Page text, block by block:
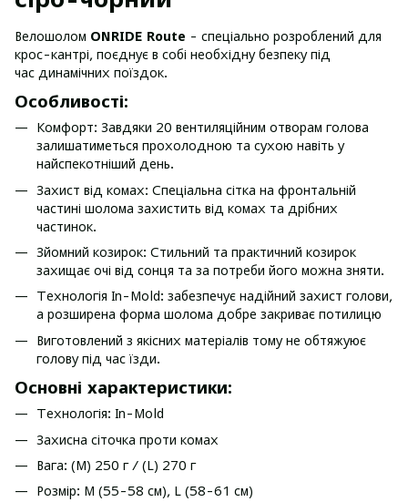
Велошолом ONRIDE Route - спеціально розроблений для
крос-кантрі, поєднує в собі необхідну безпеку під
час динамічних поїздок.
Особливості:
Комфорт: Завдяки 20 вентиляційним отворам голова
залишатиметься прохолодною та сухою навіть у
найспекотніший день.
Захист від комах: Спеціальна сітка на фронтальній
частині шолома захистить від комах та дрібних
частинок.
Зйомний козирок: Стильний та практичний козирок
захищає очі від сонця та за потреби його можна зняти.
Технологія In-Mold: забезпечує надійний захист голови,
а розширена форма шолома добре закриває потилицю
Виготовлений з якісних матеріалів тому не обтяжуює
голову під час їзди.
Основні характеристики:
Технологія: In-Mold
Захисна сіточка проти комах
Вага: (M) 250 г / (L) 270 г
Розмір: M (55-58 см), L (58-61 см)